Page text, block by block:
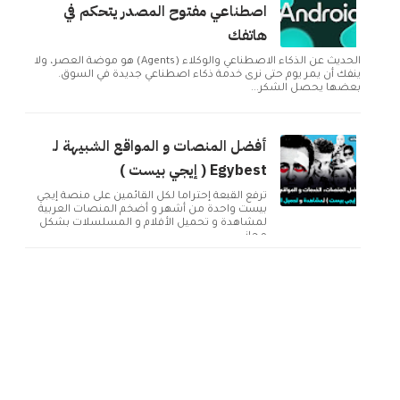
اصطناعي مفتوح المصدر يتحكم في
هاتفك
الحديث عن الذكاء الاصطناعي والوكلاء (Agents) هو موضة العصر، ولا
ينفك أن يمر يوم حتى نرى خدمة ذكاء اصطناعي جديدة في السوق.
بعضها يحصل الشكر...
أفضل المنصات و المواقع الشبيهة لـ
Egybest ( إيجي بيست )
تُرفع القبعة إحتراماً لكل القائمين على منصة إيجي
بيست واحدة من أشهر و أضخم المنصات العربية
لمشاهدة و تحميل الأفلام و المسلسلات بشكل
مجاني ...